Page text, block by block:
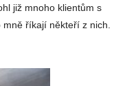
již mnoho klientům s
říkají někteří z nich.